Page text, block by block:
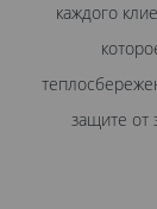
каждого
защите от